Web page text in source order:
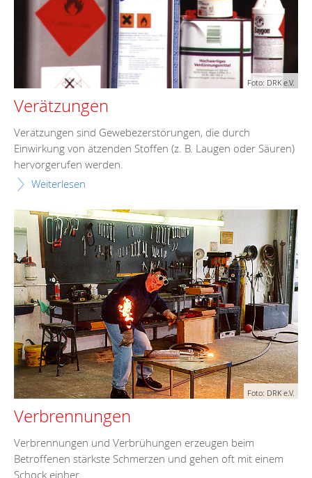
Foto: DRK e.V.
Verätzungen
Verätzungen sind Gewebezerstörungen, die durch
Einwirkung von ätzenden Stoffen (z. B. Laugen oder Säuren)
hervorgerufen werden.
Weiterlesen
Foto: DRK e.V.
Verbrennungen
Verbrennungen und Verbrühungen erzeugen beim
Betroffenen stärkste Schmerzen und gehen oft mit einem
Schock einher.